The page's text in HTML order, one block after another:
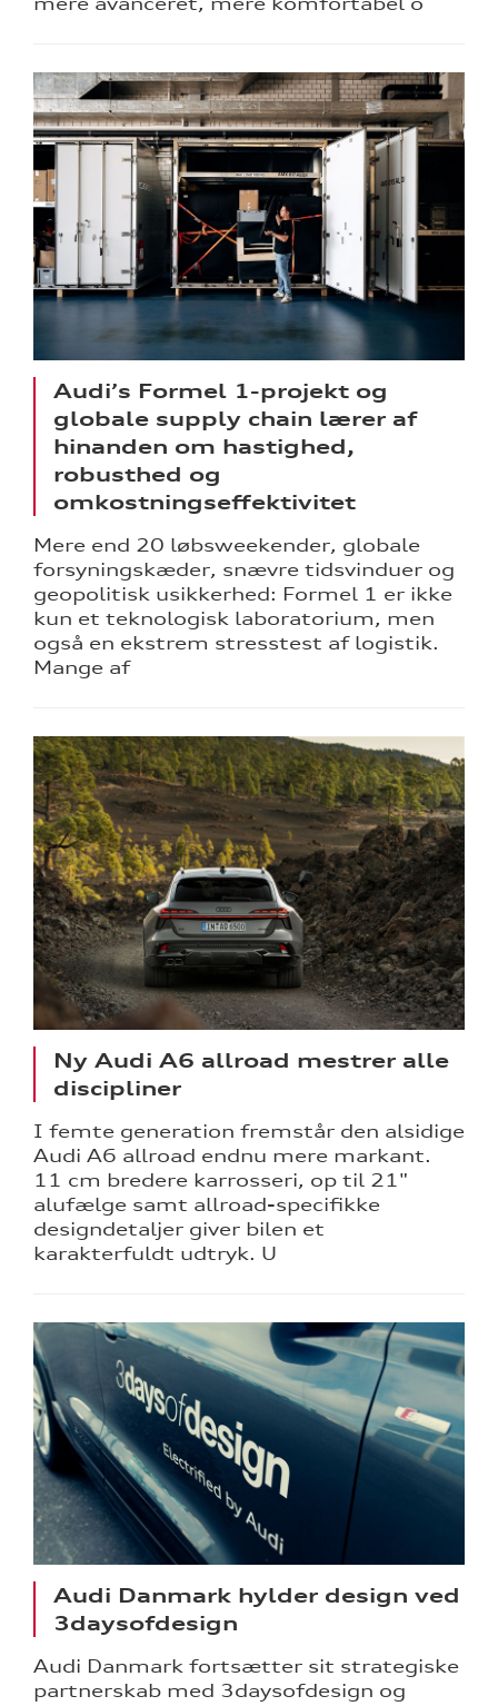
Audi’s Formel 1-projekt og
globale supply chain lærer af
hinanden om hastighed,
robusthed og
omkostningseffektivitet
Mere end 20 løbsweekender, globale
forsyningskæder, snævre tidsvinduer og
geopolitisk usikkerhed: Formel 1 er ikke
kun et teknologisk laboratorium, men
også en ekstrem stresstest af logistik.
Mange af
Ny Audi A6 allroad mestrer alle
discipliner
I femte generation fremstår den alsidige
Audi A6 allroad endnu mere markant.
11 cm bredere karrosseri, op til 21"
alufælge samt allroad-specifikke
designdetaljer giver bilen et
karakterfuldt udtryk. U
Audi Danmark hylder design ved
3daysofdesign
Audi Danmark fortsætter sit strategiske
partnerskab med 3daysofdesign og